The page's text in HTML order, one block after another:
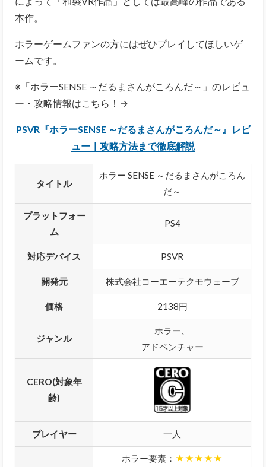
本作。
ホラーゲームファンの方にはぜひプレイしてほしいゲ
ームです。
※「ホラーSENSE ～だるまさんがころんだ～」のレビュ
ー・攻略情報はこちら！→
PSVR『ホラーSENSE ～だるまさんがころんだ～』レビ
ュー｜攻略方法まで徹底解説
タイトル
ホラー SENSE ～だるまさんがころん
だ～
プラットフォー
ム
PS4
対応デバイス PSVR
開発元 株式会社コーエーテクモウェーブ
価格 2138円
ジャンル
ホラー、
アドベンチャー
CERO(対象年
齢)
プレイヤー 一人
ホラー要素： ★★★★★